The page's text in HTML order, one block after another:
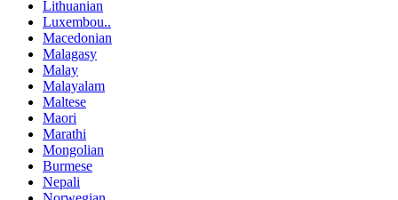
Lithuanian
Luxembou..
Macedonian
Malagasy
Malay
Malayalam
Maltese
Maori
Marathi
Mongolian
Burmese
Nepali